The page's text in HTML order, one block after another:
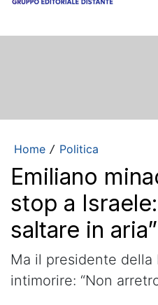
Home / Politica
Emiliano
stop a
saltare in aria”
Ma il presidente della
intimorire: “Non